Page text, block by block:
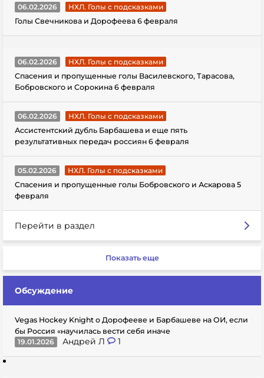
06.02.2026
НХЛ. Голы с подсказками
Голы Свечникова и Дорофеева 6 февраля
06.02.2026
НХЛ. Голы с подсказками
Спасения и пропущенные голы Василевского, Тарасова,
Бобровского и Сорокина 6 февраля
06.02.2026
НХЛ. Голы с подсказками
Ассистентский дубль Барбашева и еще пять
результативных передач россиян 6 февраля
05.02.2026
НХЛ. Голы с подсказками
Спасения и пропущенные голы Бобровского и Аскарова 5
февраля
Перейти в раздел
Показать еще
Обсуждение
Vegas Hockey Knight о Дорофееве и Барбашеве на ОИ, если
бы Россия «научилась вести себя иначе
19.01.2026
Андрей Л 1